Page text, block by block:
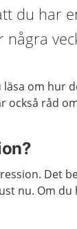
du har
om hur
också råd
Det
nu. Om